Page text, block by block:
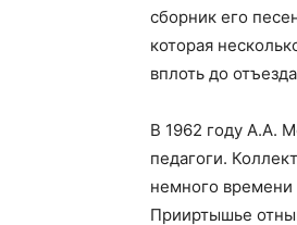
сборник его
которая
вплоть до
В 1962 году А.А.
педагоги.
немного времени
Прииртышье